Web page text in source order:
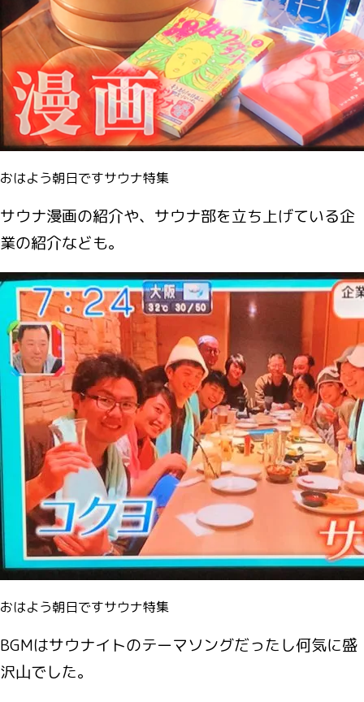
おはよう朝日ですサウナ特集
サウナ漫画の紹介や、サウナ部を立ち上げている企
業の紹介なども。
おはよう朝日ですサウナ特集
BGMはサウナイトのテーマソングだったし何気に盛
沢山でした。